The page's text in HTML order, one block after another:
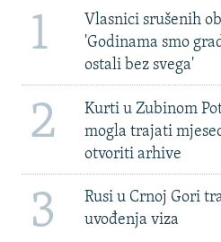
1
Vlasnici srušenih
'Godinama smo
ostali bez svega'
2
Kurti u Zubinom
mogla trajati
otvoriti arhive
3
Rusi u Crnoj Gori
uvođenja viza